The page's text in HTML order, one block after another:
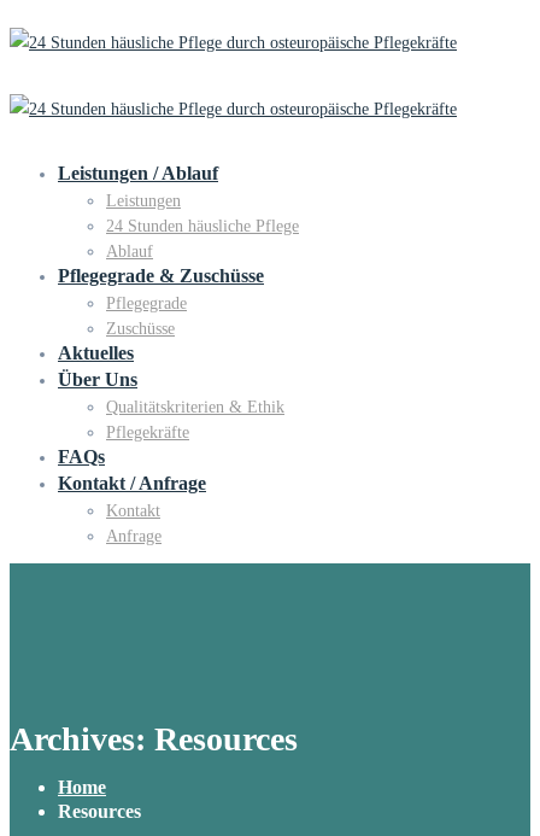
Leistungen / Ablauf
Leistungen
24 Stunden häusliche Pflege
Ablauf
Pflegegrade & Zuschüsse
Pflegegrade
Zuschüsse
Aktuelles
Über Uns
Qualitätskriterien & Ethik
Pflegekräfte
FAQs
Kontakt / Anfrage
Kontakt
Anfrage
Archives: Resources
Home
Resources